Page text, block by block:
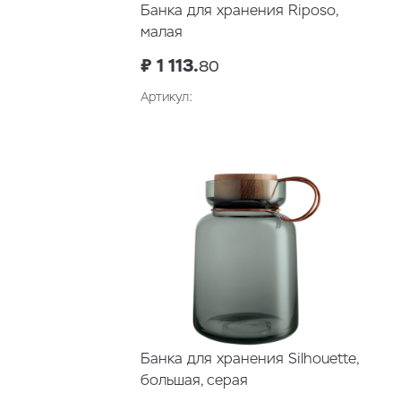
Банка для хранения Riposo,
малая
₽ 1 113.80
Артикул:
Банка для хранения Silhouette,
большая, серая